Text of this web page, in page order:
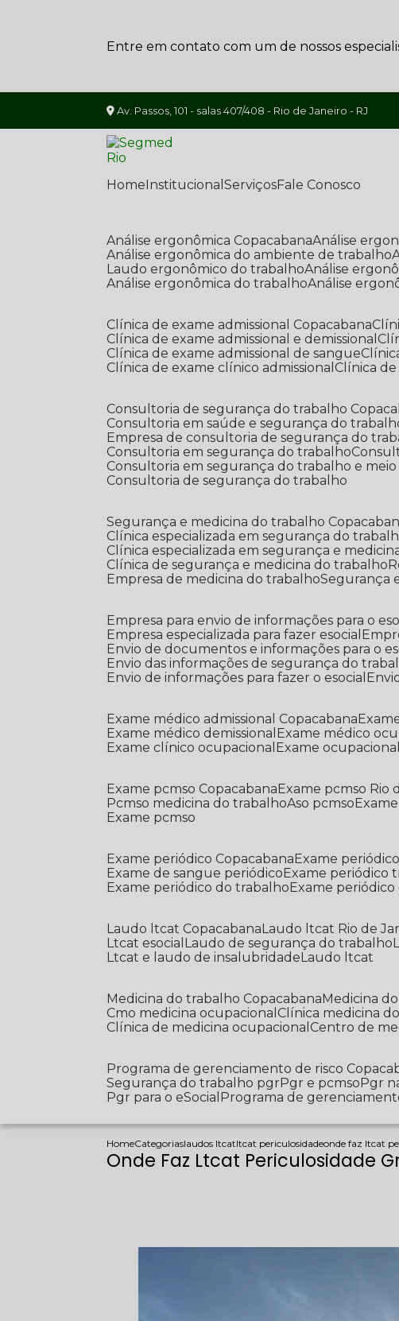
Entre em contato com um de nossos
Av. Passos, 101 - salas 407/408 - Rio de Janeiro - RJ
Home Institucional Serviços Fale Conosco
Análise ergonômica Copacabana Análise
Análise ergonômica do ambiente de trabalho
Laudo ergonômico do trabalho Análise
Análise ergonômica do trabalho Análise
Clínica de exame admissional Copacabana
Clínica de exame admissional e demissional
Clínica de exame admissional de sangue
Clínica de exame clínico admissional
Clínica
Consultoria de segurança do trabalho
Consultoria em saúde e segurança do
Empresa de consultoria de segurança do
Consultoria em segurança do trabalho
Consultoria em segurança do trabalho e
Consultoria de segurança do trabalho
Segurança e medicina do trabalho
Clínica especializada em segurança do
Clínica especializada em segurança e
Clínica de segurança e medicina do trabalho
Empresa de medicina do trabalho Segurança
Empresa para envio de informações para o
Empresa especializada para fazer esocial
Envio de documentos e informações para o
Envio das informações de segurança do
Envio de informações para fazer o esocial
Exame médico admissional Copacabana
Exame médico demissional
Exame médico
Exame clínico ocupacional
Exame ocupacional
Exame pcmso Copacabana
Exame pcmso Rio
Pcmso medicina do trabalho Aso pcmso
Exame pcmso
Exame periódico Copacabana
Exame
Exame de sangue periódico
Exame periódico
Exame periódico do trabalho
Exame
Laudo ltcat Copacabana Laudo ltcat Rio de
Ltcat esocial
Laudo de segurança do trabalho
Ltcat e laudo de insalubridade Laudo ltcat
Medicina do trabalho Copacabana
Medicina
Cmo medicina ocupacional
Clínica medicina
Clínica de medicina ocupacional
Centro de
Programa de gerenciamento de risco
Segurança do trabalho pgr
Pgr e pcmso Pgr
Pgr para o eSocial
Programa de
HomeCategoriaslaudos ltcatltcat periculosidadeonde faz ltcat
Onde Faz Ltcat Periculosidade